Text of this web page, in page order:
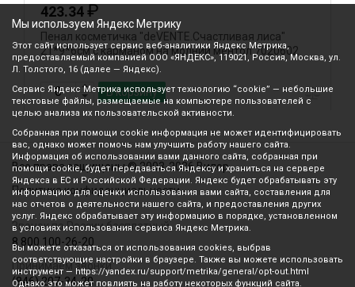
423.34₽
Пенал косметичка "deVENTE.Счастливая лиса"
21*9*6см с карманом на молнии ментол 7020602
В корзину
Все права защищены © 2003-2026 Вилор
Политика конфиденциальности
Звонок по России бесплатный
8 800 100-26-20
Принимаем звонки
(846) 207-34-20
Мы используем Яндекс Метрику
Этот сайт использует сервис веб-аналитики Яндекс Метрика,
предоставляемый компанией ООО «ЯНДЕКС», 119021, Россия, Москва, ул.
Л. Толстого, 16 (далее — Яндекс).
Сервис Яндекс Метрика использует технологию “cookie” — небольшие
текстовые файлы, размещаемые на компьютере пользователей с
целью анализа их пользовательской активности.
Собранная при помощи cookie информация не может идентифицировать
вас, однако может помочь нам улучшить работу нашего сайта.
Информация об использовании вами данного сайта, собранная при
помощи cookie, будет передаваться Яндексу и храниться на сервере
Яндекса в ЕС и Российской Федерации. Яндекс будет обрабатывать эту
информацию для оценки использования вами сайта, составления для
нас отчетов о деятельности нашего сайта, и предоставления других
услуг. Яндекс обрабатывает эту информацию в порядке, установленном
в условиях использования сервиса Яндекс Метрика.
Вы можете отказаться от использования cookies, выбрав
соответствующие настройки в браузере. Также вы можете использовать
инструмент — https://yandex.ru/support/metrika/general/opt-out.html
Однако это может повлиять на работу некоторых функций сайта.